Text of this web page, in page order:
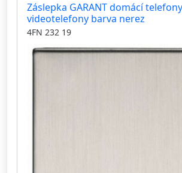
Záslepka GARANT domácí
videotelefony barva nerez
4FN 232 19